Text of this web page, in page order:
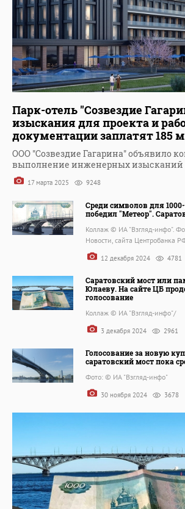
Парк-отель "Созвездие
изыскания для проекта и
документации заплатят 185
ООО "Созвездие Гагарина" объявило
выполнение инженерных изысканий
17 марта 2025 9248
Среди символов для
победил "Метеор".
Коллаж © ИА "Взгляд-инфо".
Новости, сайта Центробанка
12 декабря 2024 4781
Саратовский мост или
Юлаеву. На сайте ЦБ
голосование
Коллаж © ИА "Взгляд-инфо"/
3 декабря 2024 2961
Голосование за новую
саратовский мост пока
Фото: © ИА "Взгляд-инфо"
30 ноября 2024 3678